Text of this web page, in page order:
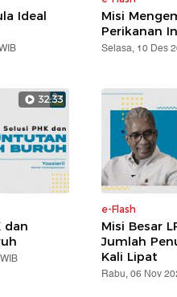
Ideal
Misi
Perikanan
Selasa, 10 Des
32:33
dan
e-Flash
Misi Besar
Jumlah
Kali Lipat
Rabu, 06 Nov